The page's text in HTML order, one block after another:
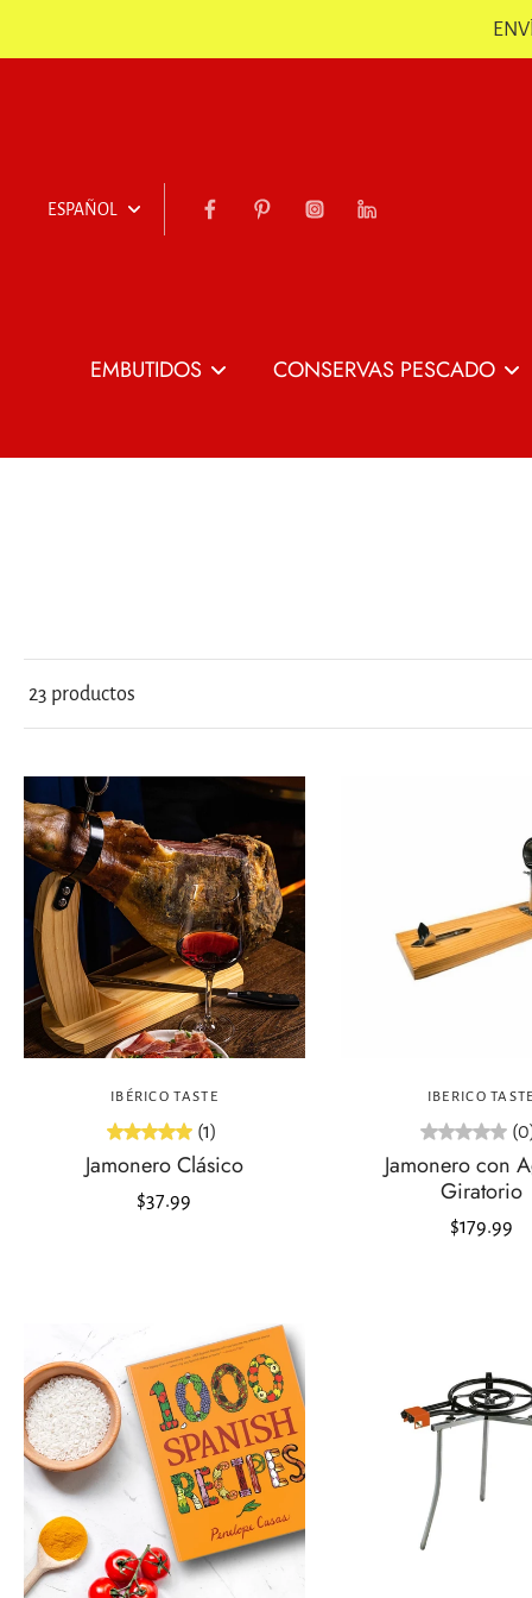
ESPAÑOL
EMBUTIDOS
Salchichón
Jamoneros y Cuchillos
para Jamón
Packs y Cajas Regalo
con Embutidos
Compra Embutidos
por Marca
Beher
Covap
CONSERVAS PESCADO
Pescado
Conservas del
Packs y Cajas Regalo
con Conservas
Compra Conservas
por Marca
Compra por Tipo
de Pescado
Compra por Tipo
de Marisco
23 productos
IBÉRICO TASTE
(1)
Jamonero Clásico
$37.99
IBERICO TASTE
Jamonero con
Giratorio
$179.99